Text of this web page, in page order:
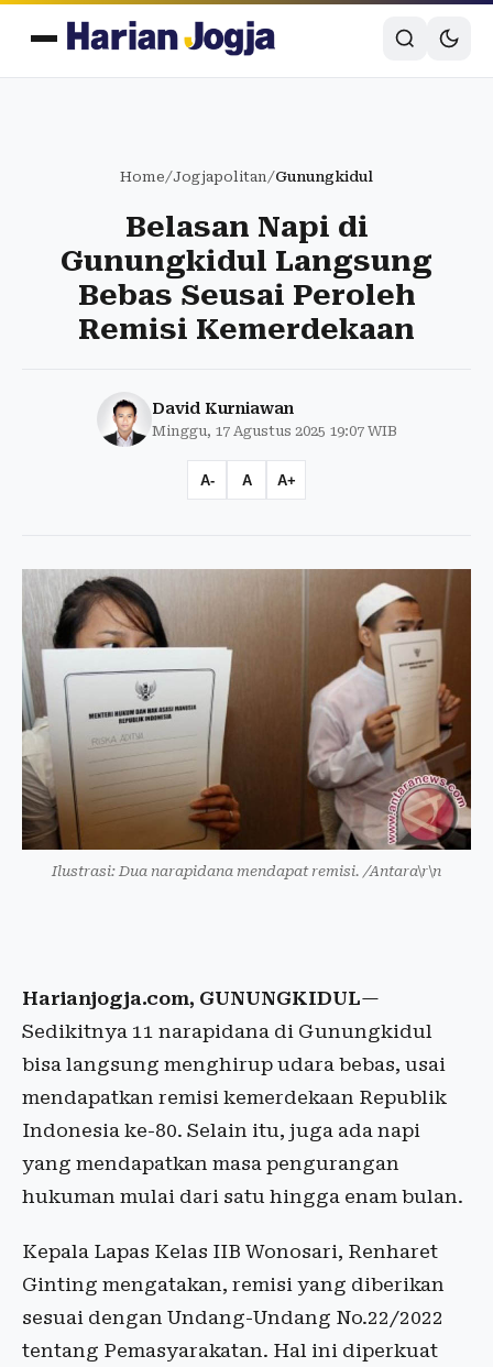
Home/Jogjapolitan/Gunungkidul
Belasan Napi di
Gunungkidul Langsung
Bebas Seusai Peroleh
Remisi Kemerdekaan
David Kurniawan
Minggu, 17 Agustus 2025 19:07 WIB
A- A A+
Ilustrasi: Dua narapidana mendapat remisi. /Antara\r\n
Harianjogja.com, GUNUNGKIDUL—
Sedikitnya 11 narapidana di Gunungkidul
bisa langsung menghirup udara bebas, usai
mendapatkan remisi kemerdekaan Republik
Indonesia ke-80. Selain itu, juga ada napi
yang mendapatkan masa pengurangan
hukuman mulai dari satu hingga enam bulan.
Kepala Lapas Kelas IIB Wonosari, Renharet
Ginting mengatakan, remisi yang diberikan
sesuai dengan Undang-Undang No.22/2022
tentang Pemasyarakatan. Hal ini diperkuat